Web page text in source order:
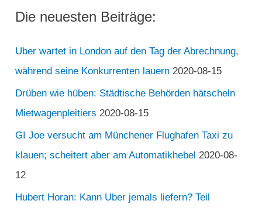
Die neuesten Beiträge:
Uber wartet in London auf den Tag der Abrechnung,
während seine Konkurrenten lauern 2020-08-15
Drüben wie hüben: Städtische Behörden hätscheln
Mietwagenpleitiers 2020-08-15
GI Joe versucht am Münchener Flughafen Taxi zu
klauen; scheitert aber am Automatikhebel 2020-08-
12
Hubert Horan: Kann Uber jemals liefern? Teil